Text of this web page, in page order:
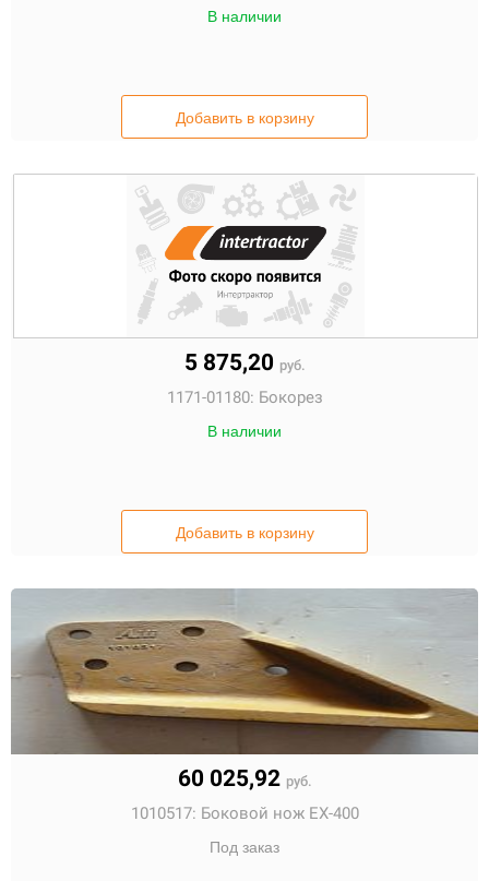
В наличии
Добавить в корзину
5 875,20 руб.
1171-01180: Бокорез
В наличии
Добавить в корзину
60 025,92 руб.
1010517: Боковой нож EX-400
Под заказ